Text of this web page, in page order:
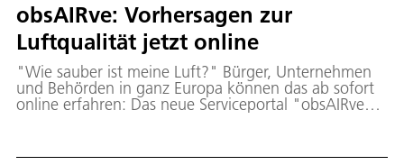
obsAIRve: Vorhersagen zur
Luftqualität jetzt online
"Wie sauber ist meine Luft?" Bürger, Unternehmen
und Behörden in ganz Europa können das ab sofort
online erfahren: Das neue Serviceportal "obsAIRve"
Regionen in Europa zur Verfügung. Sämtliche